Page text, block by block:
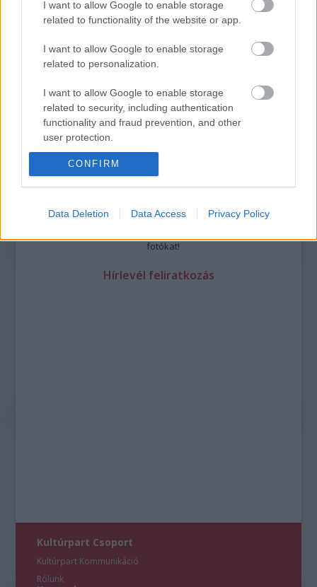
I want to allow Google to enable storage
related to functionality of the website or app.
I want to allow Google to enable storage
related to personalization.
I want to allow Google to enable storage
related to security, including authentication
functionality and fraud prevention, and other
user protection.
CONFIRM
Data Deletion Data Access Privacy Policy
Legolvasottabb
Megdöbbentő fotók a néptelen fővárosról
Top 10: ezek a legjobb szerelmes filmek
A 10 legütősebb drogos film
Megjöttek a meztelen hősnők
Meztelenség és anatómia
A forradalom egy holland fotós szemével
A legizgalmasabb fotók 2015-ből
Meztelen fővárosiak
Készülőben a nagy meztelen album
fotókat!
Hírlevél feliratkozás
Kultúrpart Csoport
Kultúrpart Kommunikáció
Rólunk